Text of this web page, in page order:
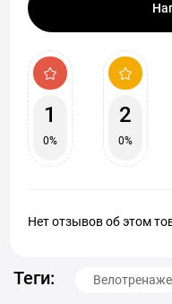
1
0%
2
0%
Нет отзывов об этом
Теги: